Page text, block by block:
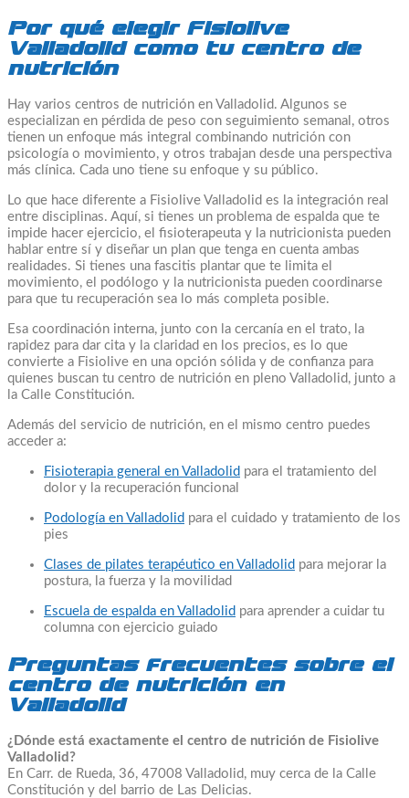
Por qué elegir Fisiolive
Valladolid como tu centro de
nutrición
Hay varios centros de nutrición en Valladolid. Algunos se
especializan en pérdida de peso con seguimiento semanal, otros
tienen un enfoque más integral combinando nutrición con
psicología o movimiento, y otros trabajan desde una perspectiva
más clínica. Cada uno tiene su enfoque y su público.
Lo que hace diferente a Fisiolive Valladolid es la integración real
entre disciplinas. Aquí, si tienes un problema de espalda que te
impide hacer ejercicio, el fisioterapeuta y la nutricionista pueden
hablar entre sí y diseñar un plan que tenga en cuenta ambas
realidades. Si tienes una fascitis plantar que te limita el
movimiento, el podólogo y la nutricionista pueden coordinarse
para que tu recuperación sea lo más completa posible.
Esa coordinación interna, junto con la cercanía en el trato, la
rapidez para dar cita y la claridad en los precios, es lo que
convierte a Fisiolive en una opción sólida y de confianza para
quienes buscan tu centro de nutrición en pleno Valladolid, junto a
la Calle Constitución.
Además del servicio de nutrición, en el mismo centro puedes
acceder a:
Fisioterapia general en Valladolid para el tratamiento del
dolor y la recuperación funcional
Podología en Valladolid para el cuidado y tratamiento de los
pies
Clases de pilates terapéutico en Valladolid para mejorar la
postura, la fuerza y la movilidad
Escuela de espalda en Valladolid para aprender a cuidar tu
columna con ejercicio guiado
Preguntas frecuentes sobre el
centro de nutrición en
Valladolid
¿Dónde está exactamente el centro de nutrición de Fisiolive
Valladolid?
En Carr. de Rueda, 36, 47008 Valladolid, muy cerca de la Calle
Constitución y del barrio de Las Delicias.